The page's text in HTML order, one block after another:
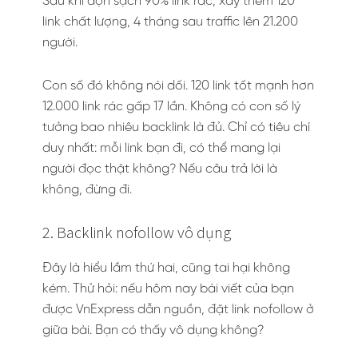
link chất lượng, 4 tháng sau traffic lên 21.200
người.
Con số đó không nói dối. 120 link tốt mạnh hơn
12.000 link rác gấp 17 lần. Không có con số lý
tưởng bao nhiêu backlink là đủ. Chỉ có tiêu chí
duy nhất: mỗi link bạn đi, có thể mang lại
người đọc thật không? Nếu câu trả lời là
không, đừng đi.
2. Backlink nofollow vô dụng
Đây là hiểu lầm thứ hai, cũng tai hại không
kém. Thử hỏi: nếu hôm nay bài viết của bạn
được VnExpress dẫn nguồn, đặt link nofollow ở
giữa bài. Bạn có thấy vô dụng không?